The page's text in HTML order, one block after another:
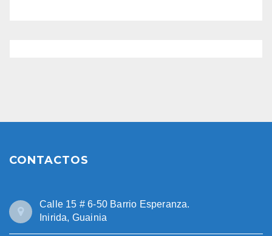
CONTACTOS
Calle 15 # 6-50 Barrio Esperanza.
Inirida, Guainia